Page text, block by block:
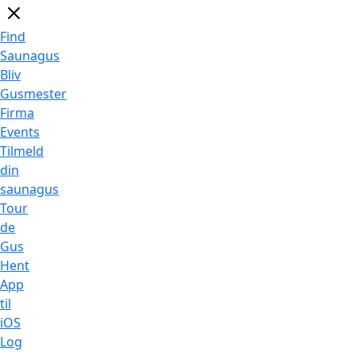
Find
Saunagus
Bliv
Gusmester
Firma
Events
Tilmeld
din
saunagus
Tour
de
Gus
Hent
App
til
iOS
Log